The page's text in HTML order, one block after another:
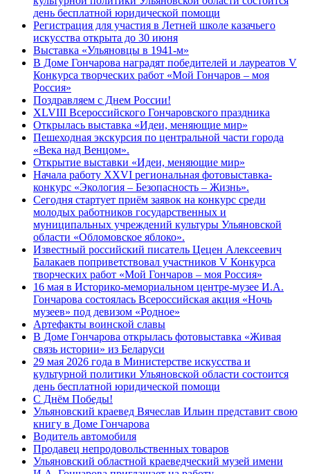
день бесплатной юридической помощи
Регистрация для участия в Летней школе казачьего
искусства открыта до 30 июня
Выставка «Ульяновцы в 1941-м»
В Доме Гончарова наградят победителей и лауреатов V
Конкурса творческих работ «Мой Гончаров – моя
Россия»
Поздравляем с Днем России!
XLVIII Всероссийского Гончаровского праздника
Открылась выставка «Идеи, меняющие мир»
Пешеходная экскурсия по центральной части города
«Века над Венцом».
Открытие выставки «Идеи, меняющие мир»
Начала работу XXVI региональная фотовыставка-
конкурс «Экология – Безопасность – Жизнь».
Сегодня стартует приём заявок на конкурс среди
молодых работников государственных и
муниципальных учреждений культуры Ульяновской
области «Обломовское яблоко».
Известный российский писатель Цецен Алексеевич
Балакаев поприветствовал участников V Конкурса
творческих работ «Мой Гончаров – моя Россия»
16 мая в Историко-мемориальном центре-музее И.А.
Гончарова состоялась Всероссийская акция «Ночь
музеев» под девизом «Родное»
Артефакты воинской славы
В Доме Гончарова открылась фотовыставка «Живая
связь истории» из Беларуси
29 мая 2026 года в Министерстве искусства и
культурной политики Ульяновской области состоится
день бесплатной юридической помощи
С Днём Победы!
Ульяновский краевед Вячеслав Ильин представит свою
книгу в Доме Гончарова
Водитель автомобиля
Продавец непродовольственных товаров
Ульяновский областной краеведческий музей имени